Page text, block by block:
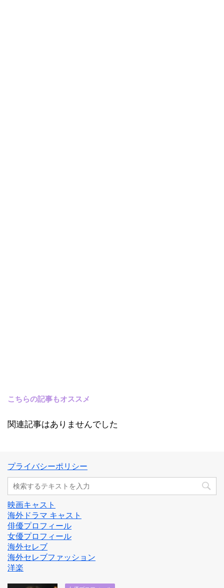
こちらの記事もオススメ
関連記事はありませんでした
プライバシーポリシー
映画キャスト
海外ドラマ キャスト
俳優プロフィール
女優プロフィール
海外セレブ
海外セレブファッション
洋楽